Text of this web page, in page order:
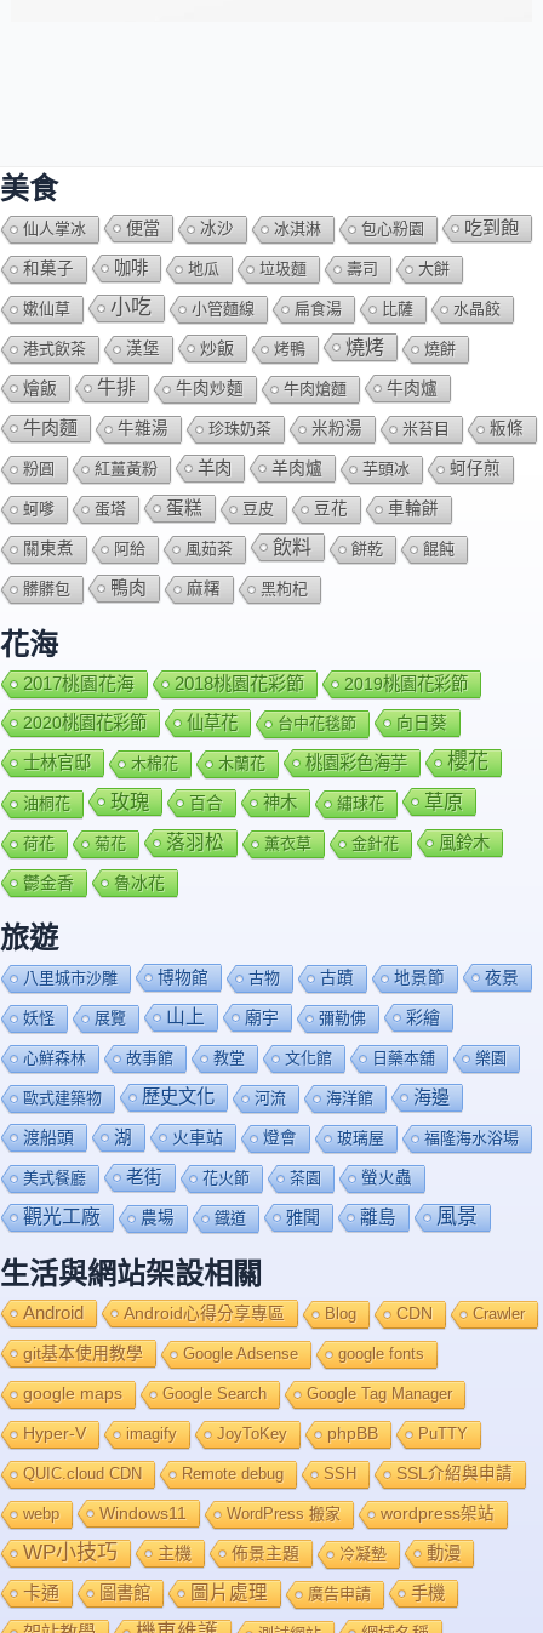
美食
仙人掌冰 便當 冰沙 冰淇淋 包心粉園 吃到飽
和菓子 咖啡 地瓜 垃圾麵 壽司 大餅
嫰仙草 小吃 小管麵線 扁食湯 比薩 水晶餃
港式飲茶 漢堡 炒飯 烤鴨 燒烤 燒餅
燴飯 牛排 牛肉炒麵 牛肉熗麵 牛肉爐
牛肉麵 牛雜湯 珍珠奶茶 米粉湯 米苔目 粄條
粉圓 紅薑黃粉 羊肉 羊肉爐 芋頭冰 蚵仔煎
蚵嗲 蛋塔 蛋糕 豆皮 豆花 車輪餅
關東煮 阿給 風茹茶 飲料 餅乾 餛飩
髒髒包 鴨肉 麻糬 黑枸杞
花海
2017桃園花海 2018桃園花彩節
2019桃園花彩節
2020桃園花彩節
仙草花 台中花毯節 向日葵
士林官邸 木棉花 木蘭花 桃園彩色海芋 櫻花
油桐花 玫瑰 百合 神木 繡球花 草原
荷花 菊花 落羽松 薰衣草 金針花 風鈴木
鬱金香 魯冰花
旅遊
八里城市沙雕 博物館 古物 古蹟 地景節 夜景
妖怪 展覽 山上 廟宇 彌勒佛 彩繪
心鮮森林 故事館 教堂 文化館 日藥本舖 樂園
歐式建築物 歷史文化 河流 海洋館 海邊
渡船頭 湖 火車站 燈會 玻璃屋 福隆海水浴場
美式餐廳 老街 花火節 茶園 螢火蟲
觀光工廠 農場 鐡道 雅聞 離島 風景
生活與網站架設相關
Android Android心得分享專區 Blog CDN Crawler
git基本使用教學 Google Adsense google fonts
google maps Google Search Google Tag Manager
Hyper-V imagify JoyToKey phpBB PuTTY
QUIC.cloud CDN Remote debug SSH SSL介紹與申請
webp Windows11 WordPress 搬家 wordpress架站
WP小技巧 主機 佈景主題 冷凝墊 動漫
卡通 圖書館 圖片處理 廣告申請 手機